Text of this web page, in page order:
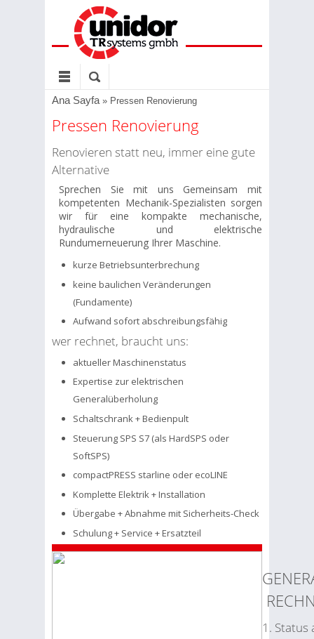
Ana Sayfa» Pressen Renovierung
Pressen Renovierung
Renovieren statt neu, immer eine gute
Alternative
Sprechen Sie mit uns Gemeinsam mit
kompetenten Mechanik-Spezialisten sorgen
wir für eine kompakte mechanische,
hydraulische und elektrische
Rundumerneuerung Ihrer Maschine.
kurze Betriebsunterbrechung
keine baulichen Veränderungen
(Fundamente)
Aufwand sofort abschreibungsfähig
wer rechnet, braucht uns:
aktueller Maschinenstatus
Expertise zur elektrischen
Generalüberholung
Schaltschrank + Bedienpult
Steuerung SPS S7 (als HardSPS oder
SoftSPS)
compactPRESS starline oder ecoLINE
Komplette Elektrik + Installation
Übergabe + Abnahme mit Sicherheits-Check
Schulung + Service + Ersatzteil
1. Status